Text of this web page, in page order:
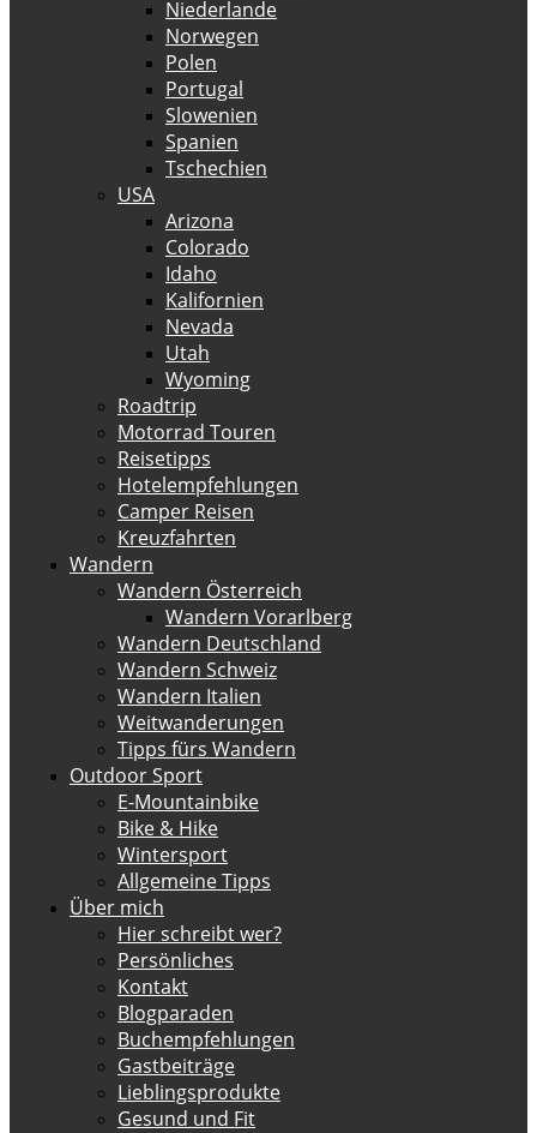
Niederlande
Norwegen
Polen
Portugal
Slowenien
Spanien
Tschechien
USA
Arizona
Colorado
Idaho
Kalifornien
Nevada
Utah
Wyoming
Roadtrip
Motorrad Touren
Reisetipps
Hotelempfehlungen
Camper Reisen
Kreuzfahrten
Wandern
Wandern Österreich
Wandern Vorarlberg
Wandern Deutschland
Wandern Schweiz
Wandern Italien
Weitwanderungen
Tipps fürs Wandern
Outdoor Sport
E-Mountainbike
Bike & Hike
Wintersport
Allgemeine Tipps
Über mich
Hier schreibt wer?
Persönliches
Kontakt
Blogparaden
Buchempfehlungen
Gastbeiträge
Lieblingsprodukte
Gesund und Fit